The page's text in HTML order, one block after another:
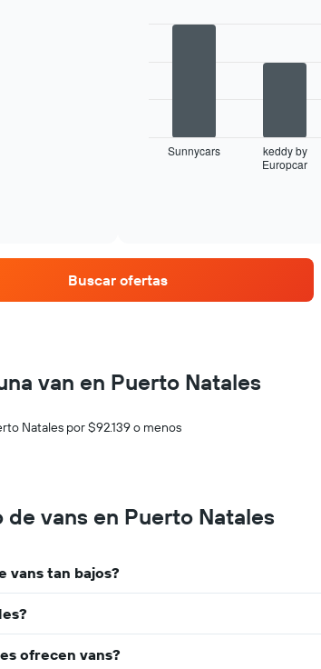
gráfico
muestra
con
más
muestra
1
X
de
renta
gráfico
1
Sunnycars
keddy by
Europcar
Buscar ofertas
van en Puerto Natales
Natales por $92.139 o menos
vans en Puerto Natales
vans tan bajos?
ofrecen vans?